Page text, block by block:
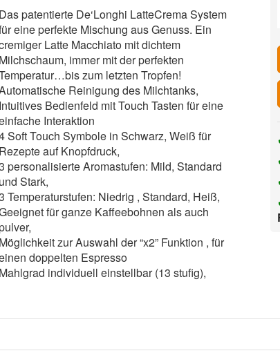
Das patentierte De‘Longhi LatteCrema System
eine perfekte Mischung aus Genuss. Ein
Latte Macchiato mit dichtem
Milchschaum, immer mit der perfekten
zum letzten Tropfen!
Reinigung des Milchtanks,
Intuitives Bedienfeld mit Touch Tasten für eine
Interaktion
Soft Touch Symbole in Schwarz, Weiß für
Rezepte auf Knopfdruck,
personalisierte Aromastufen: Mild, Standard
und Stark,
Temperaturstufen: Niedrig , Standard, Heiß,
für ganze Kaffeebohnen als auch
Möglichkeit zur Auswahl der “x2” Funktion , für
doppelten Espresso
Mahlgrad individuell einstellbar (13 stufig),